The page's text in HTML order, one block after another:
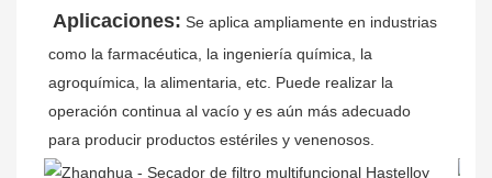
Aplicaciones: Se aplica ampliamente en industrias
como la farmacéutica, la ingeniería química, la
agroquímica, la alimentaria, etc. Puede realizar la
operación continua al vacío y es aún más adecuado
para producir productos estériles y venenosos.